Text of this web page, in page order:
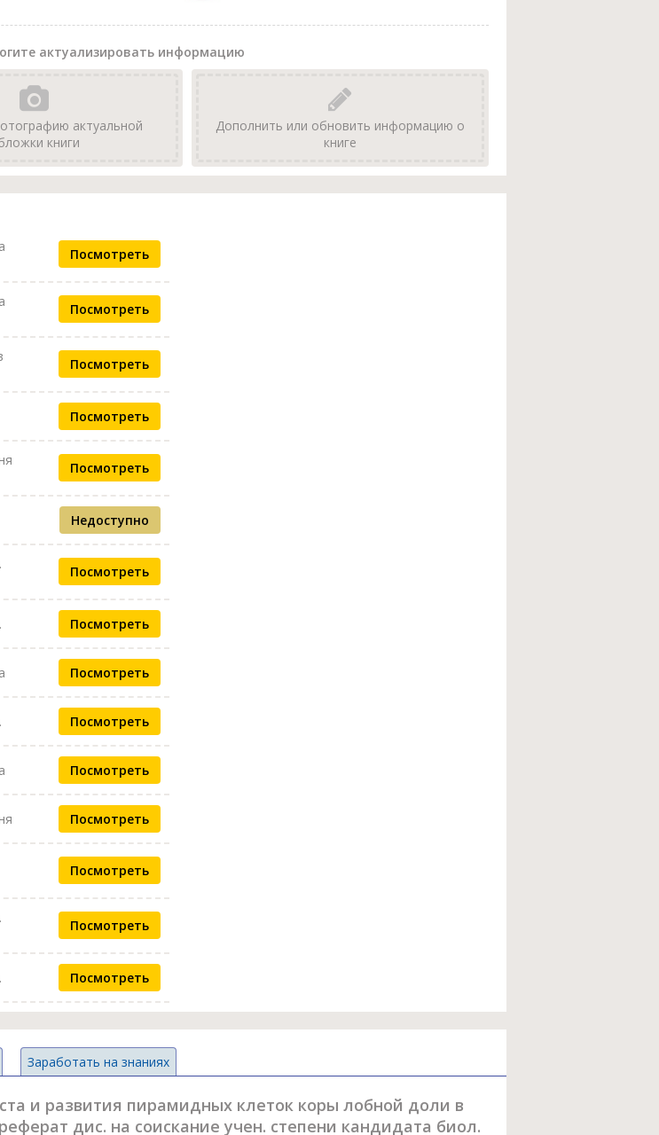
актуализировать информацию
актуальной
книги
Дополнить или обновить информацию о
книге
Посмотреть
Посмотреть
Посмотреть
Посмотреть
Посмотреть
Недоступно
Посмотреть
Посмотреть
Посмотреть
Посмотреть
Посмотреть
Посмотреть
Посмотреть
Посмотреть
Посмотреть
Заработать на знаниях
и развития пирамидных клеток коры лобной доли в
дис. на соискание учен. степени кандидата биол.